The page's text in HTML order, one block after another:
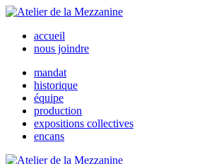
accueil
nous joindre
mandat
historique
équipe
production
expositions collectives
encans